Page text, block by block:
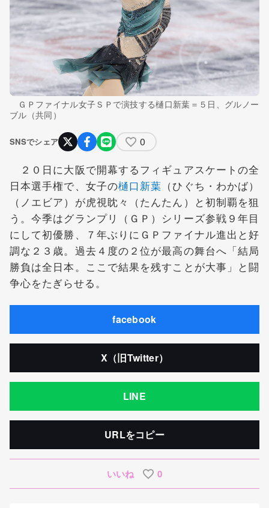
ＧＰファイナル女子ＳＰで演技する樋口新葉＝５日、グルノー
ブル（共同）
SNSでシェア 0
２０日に大阪で開幕するフィギュアスケートの全
日本選手権で、女子の樋口新葉 （ひぐち・わかば）
（ノエビア）が虎視眈々（たんたん）と初制覇を狙
う。今季はグランプリ（ＧＰ）シリーズ参戦９年目
にして初優勝、７年ぶりにＧＰファイナル進出と好
調な２３歳。過去４度の２位が最高の舞台へ「結局
勝負は全日本。ここで結果を残すことが大事」と闘
争心をたぎらせる。
facebook
X（旧Twitter）
LINE
URLをコピー
いいね 0